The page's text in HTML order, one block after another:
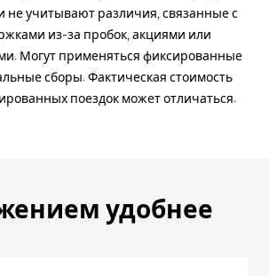
не учитывают различия, связанные с
из-за пробок, акциями или
Могут применяться фиксированные
сборы. Фактическая стоимость
поездок может отличаться.
удобнее